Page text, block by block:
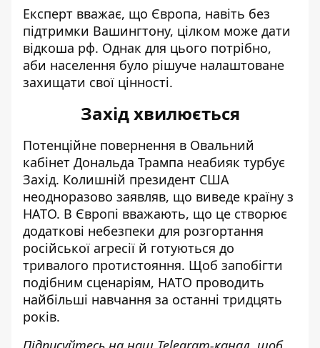
Експерт вважає, що Європа, навіть без
підтримки Вашингтону, цілком може дати
відкоша рф. Однак для цього потрібно,
аби населення було рішуче налаштоване
захищати свої цінності.
Захід хвилюється
Потенційне повернення в Овальний
кабінет Дональда Трампа неабияк турбує
Захід. Колишній президент США
неодноразово заявляв, що виведе країну з
НАТО. В Європі вважають, що це створює
додаткові небезпеки для розгортання
російської агресії й готуються до
тривалого протистояння. Щоб запобігти
подібним сценаріям, НАТО проводить
найбільші навчання за останні тридцять
років.